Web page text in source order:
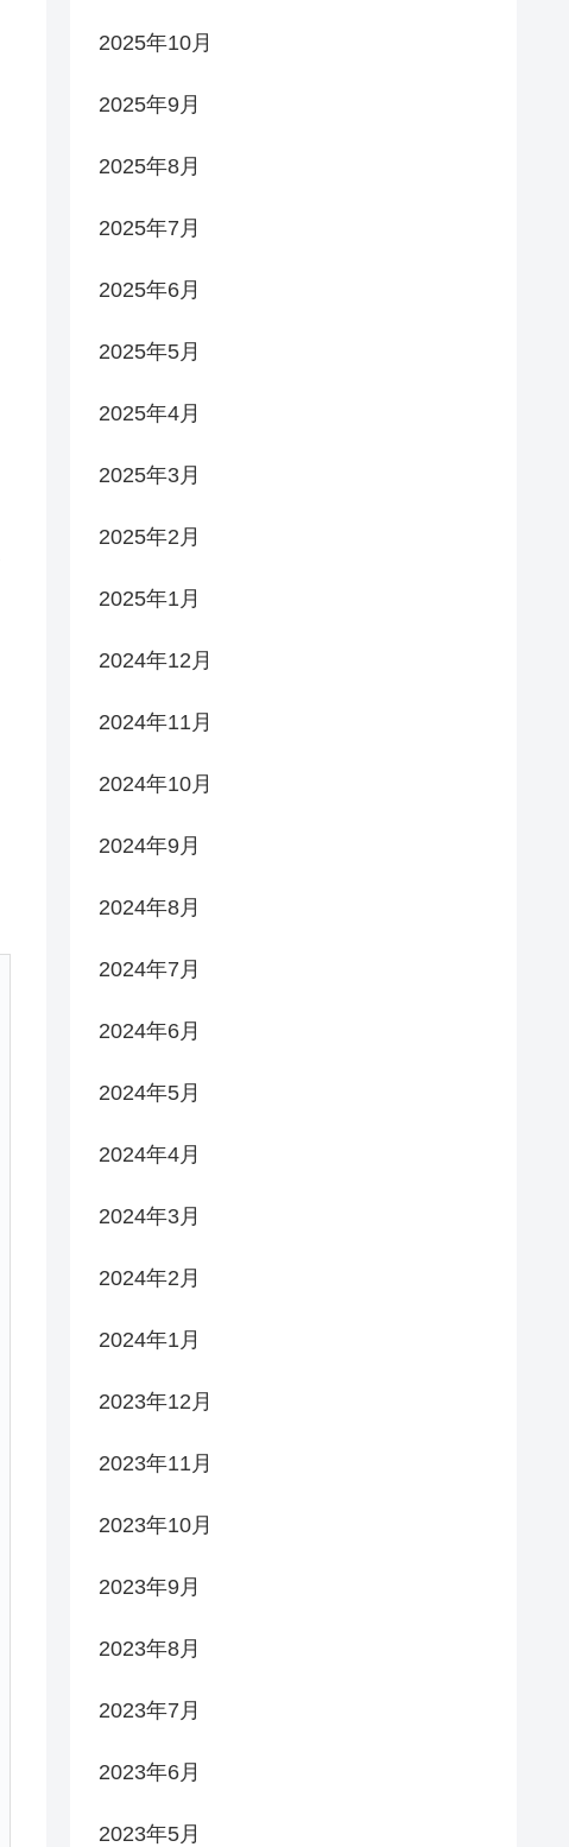
2025年10月
2025年9月
2025年8月
2025年7月
2025年6月
2025年5月
2025年4月
2025年3月
2025年2月
2025年1月
2024年12月
2024年11月
2024年10月
2024年9月
2024年8月
2024年7月
2024年6月
2024年5月
2024年4月
2024年3月
2024年2月
2024年1月
2023年12月
2023年11月
2023年10月
2023年9月
2023年8月
2023年7月
2023年6月
2023年5月